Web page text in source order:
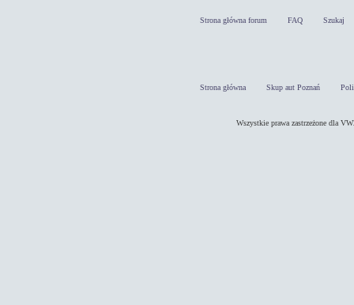
Strona główna forum FAQ Szukaj
Strona główna Skup aut Poznań
Wszystkie prawa zastrzeżone dla